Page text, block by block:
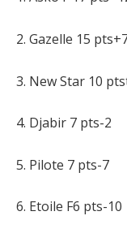
2. Gazelle 15
3. New Star 10
4. Djabir 7 pts-2
5. Pilote 7 pts-7
6. Etoile F6 pts-10